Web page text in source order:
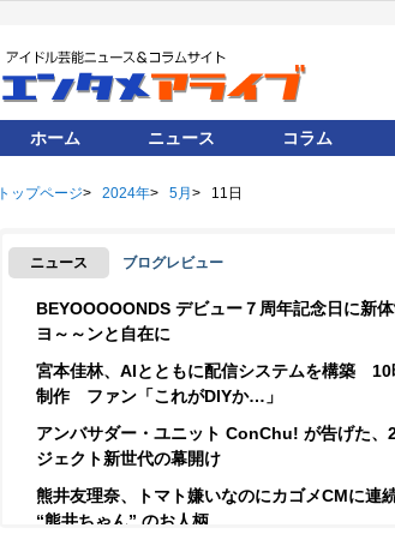
ホーム ニュース コラム
トップページ 2024年 5月 11日
ニュース ブログレビュー
BEYOOOOONDS デビュー７周年記念日に新
ヨ～～ンと自在に
宮本佳林、AIとともに配信システムを構築 10
制作 ファン「これがDIYか…」
アンバサダー・ユニット ConChu! が告げた、
ジェクト新世代の幕開け
熊井友理奈、トマト嫌いなのにカゴメCMに
“熊井ちゃん” のお人柄